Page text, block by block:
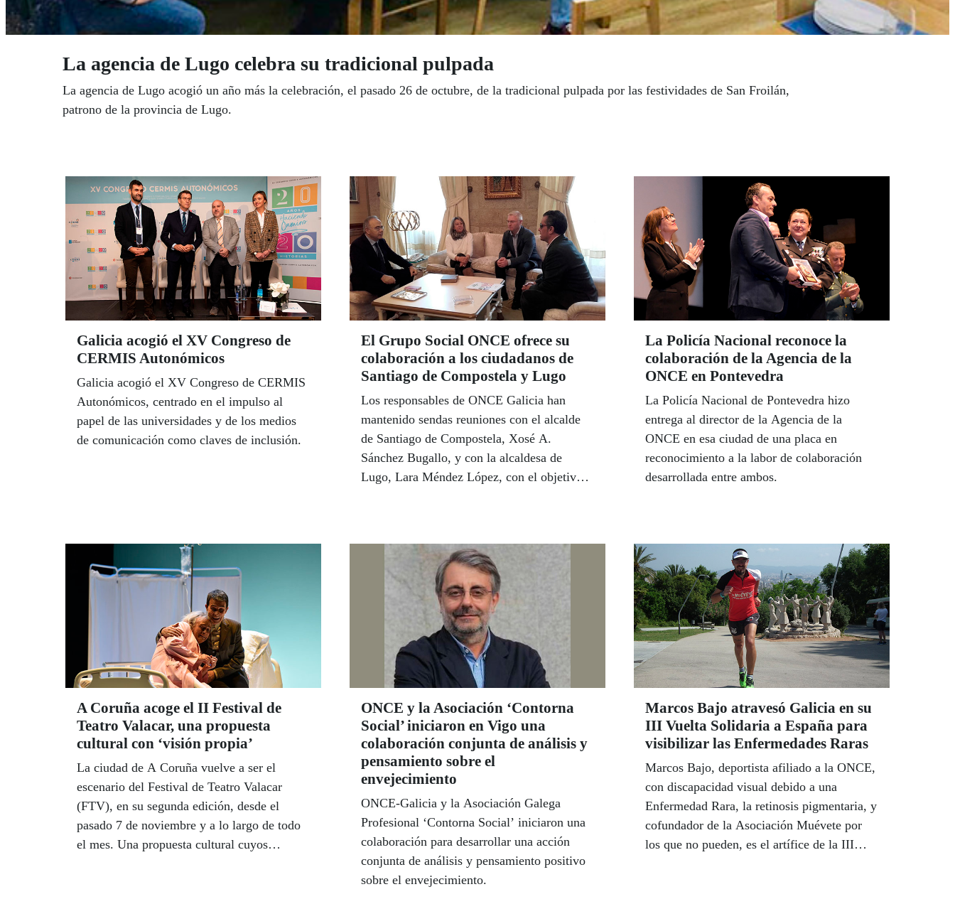
La agencia de Lugo celebra su tradicional pulpada
La agencia de Lugo acogió un año más la celebración, el pasado 26 de octubre, de la tradicional pulpada por las festividades de San Froilán,
patrono de la provincia de Lugo.
Galicia acogió el XV Congreso de
CERMIS Autonómicos
Galicia acogió el XV Congreso de CERMIS
Autonómicos, centrado en el impulso al
papel de las universidades y de los medios
de comunicación como claves de inclusión.
El Grupo Social ONCE ofrece su
colaboración a los ciudadanos de
Santiago de Compostela y Lugo
Los responsables de ONCE Galicia han
mantenido sendas reuniones con el alcalde
de Santiago de Compostela, Xosé A.
Sánchez Bugallo, y con la alcaldesa de
Lugo, Lara Méndez López, con el objetivo
La Policía Nacional reconoce la
colaboración de la Agencia de la
ONCE en Pontevedra
La Policía Nacional de Pontevedra hizo
entrega al director de la Agencia de la
ONCE en esa ciudad de una placa en
reconocimiento a la labor de colaboración
desarrollada entre ambos.
A Coruña acoge el II Festival de
Teatro Valacar, una propuesta
cultural con ‘visión propia’
La ciudad de A Coruña vuelve a ser el
escenario del Festival de Teatro Valacar
(FTV), en su segunda edición, desde el
pasado 7 de noviembre y a lo largo de todo
el mes. Una propuesta cultural cuyos
ONCE y la Asociación ‘Contorna
Social’ iniciaron en Vigo una
colaboración conjunta de análisis y
pensamiento sobre el
envejecimiento
ONCE-Galicia y la Asociación Galega
Profesional ‘Contorna Social’ iniciaron una
colaboración para desarrollar una acción
conjunta de análisis y pensamiento positivo
sobre el envejecimiento.
Marcos Bajo atravesó Galicia en su
III Vuelta Solidaria a España para
visibilizar las Enfermedades Raras
Marcos Bajo, deportista afiliado a la ONCE,
con discapacidad visual debido a una
Enfermedad Rara, la retinosis pigmentaria, y
cofundador de la Asociación Muévete por
los que no pueden, es el artífice de la III